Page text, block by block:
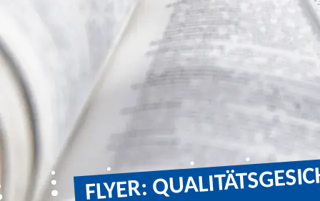
FLYER:
MBULANTE